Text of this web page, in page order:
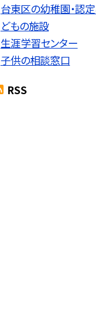
台東区の幼稚園・認
どもの施設
生涯学習センター
子供の相談窓口
RSS